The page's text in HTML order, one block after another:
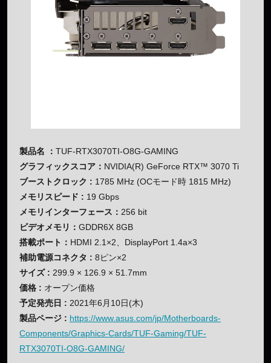
製品名 ： TUF-RTX3070TI-O8G-GAMING
グラフィックスコア： NVIDIA(R) GeForce RTX™ 3070 Ti
ブーストクロック : 1785 MHz (OCモード時 1815 MHz)
メモリスピード : 19 Gbps
メモリインターフェース： 256 bit
ビデオメモリ： GDDR6X 8GB
搭載ポート： HDMI 2.1×2、DisplayPort 1.4a×3
補助電源コネクタ : 8ピン×2
サイズ : 299.9 × 126.9 × 51.7mm
価格 : オープン価格
予定発売日 : 2021年6月10日(木)
製品ページ : https://www.asus.com/jp/Motherboards-
Components/Graphics-Cards/TUF-Gaming/TUF-
RTX3070TI-O8G-GAMING/